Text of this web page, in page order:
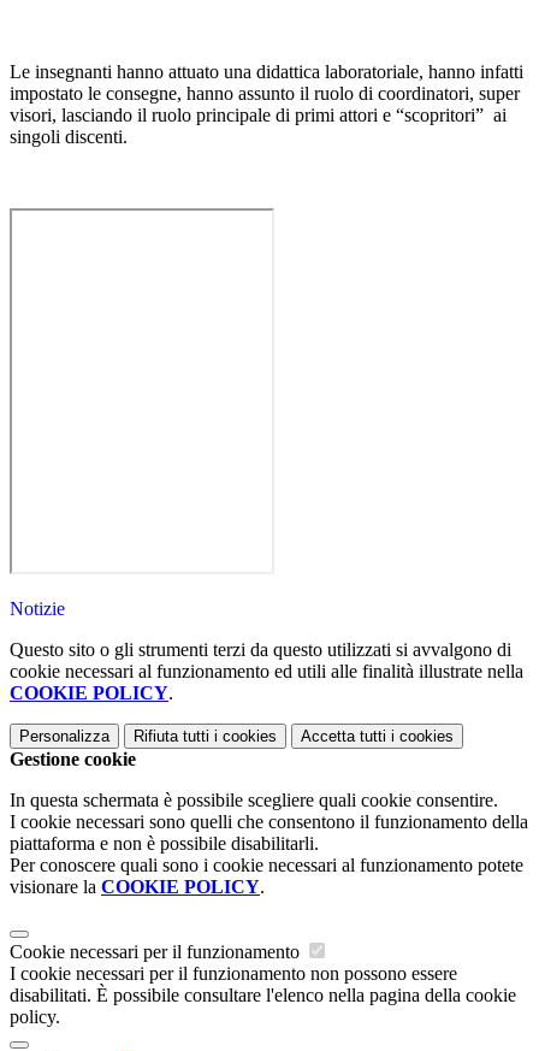
Le insegnanti hanno attuato una didattica laboratoriale, hanno infatti
impostato le consegne, hanno assunto il ruolo di coordinatori, super
visori, lasciando il ruolo principale di primi attori e “scopritori” ai
singoli discenti.
Notizie
Questo sito o gli strumenti terzi da questo utilizzati si avvalgono di
cookie necessari al funzionamento ed utili alle finalità illustrate nella
COOKIE POLICY.
Personalizza Rifiuta tutti i cookies Accetta tutti i cookies
Gestione cookie
In questa schermata è possibile scegliere quali cookie consentire.
I cookie necessari sono quelli che consentono il funzionamento della
piattaforma e non è possibile disabilitarli.
Per conoscere quali sono i cookie necessari al funzionamento potete
visionare la COOKIE POLICY.
Cookie necessari per il funzionamento
I cookie necessari per il funzionamento non possono essere
disabilitati. È possibile consultare l'elenco nella pagina della cookie
policy.